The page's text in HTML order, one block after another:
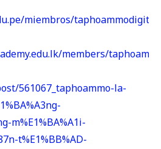
miembros/
members/
561067_taphoammo-la-
m%E1%BA%A1i-
t%E1%BB%AD-